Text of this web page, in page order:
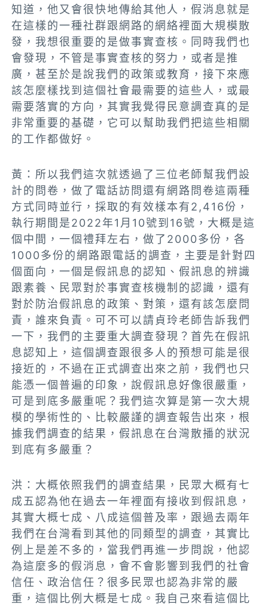
知道，他又會很快地傳給其他人，假消息就是
在這樣的一種社群跟網路的網絡裡面大規模散
發，我想很重要的是做事實查核 。 同時我們也
會發現，不管是事實查核的努力，或者是推
廣，甚至於是說我們的政策或教育，接下來應
該怎麼樣找到這個社會最需要的這些人，或最
需要落實的方向，其實我覺得民意調查真的是
非常重要的基礎，它可以幫助我們把這些相關
的工作都做好 。
黃：所以我們這次就透過了三位老師幫我們設
計的問卷，做了電話訪問還有網路問卷這兩種
方式同時並行，採取的有效樣本有2,416份，
執行期間是2022年1月10號到16號 ，大概是這
個中間，一個禮拜左右，做了2000多份，各
1000多份的網路跟電話的調查， 主要是針對四
個面向，一個是假訊息的認知、假訊息的辨識
跟素養、民眾對於事實查核機制的認識，還有
對於防治假訊息的政策、對策，還有該怎麼問
責，誰來負責 。可不可以請貞玲老師告訴我們
一下，我們的主要重大調查發現？首先在假訊
息認知上，這個調查跟很多人的預想可能是很
接近的，不過在正式調查出來之前，我們也只
能憑一個普遍的印象，說假訊息好像很嚴重，
可是到底多嚴重呢？我們這次算是第一次大規
模的學術性的、比較嚴謹的調查報告出來，根
據我們調查的結果，假訊息在台灣散播的狀況
到底有多嚴重？
洪：大概依照我們的調查結果，民眾大概有七
成五認為他在過去一年裡面有接收到假訊息，
其實大概七成、八成這個普及率 ，跟過去兩年
我們在台灣看到其他的同類型的調查，其實比
例上是差不多的， 當我們再進一步問說，他認
為這麼多的假消息，會不會影響到我們的社會
信任、政治信任？很多民眾也認為非常的嚴
重，這個比例大概是七成 。我自己來看這個比